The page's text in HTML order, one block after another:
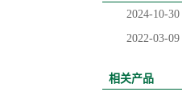
2024-10-30
2022-03-09
相关产品